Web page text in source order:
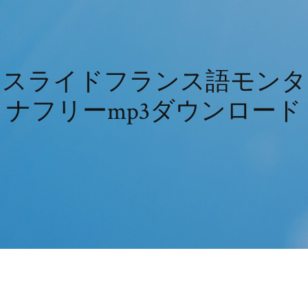
スライドフランス語モンタ
ナフリーmp3ダウンロード